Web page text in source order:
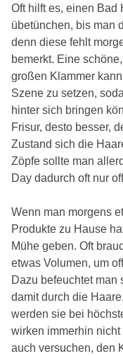
Oft hilft es, einen Bad
übetünchen, bis man
denn diese fehlt
bemerkt. Eine
großen Klammer
Szene zu setzen,
hinter sich bringen
Frisur, desto besser,
Zustand sich die
Zöpfe sollte man
Day dadurch oft nur
Wenn man morgens
Produkte zu Hause
Mühe geben. Oft
etwas Volumen, um
Dazu befeuchtet man
damit durch die
werden sie bei
wirken immerhin
auch versuchen, den